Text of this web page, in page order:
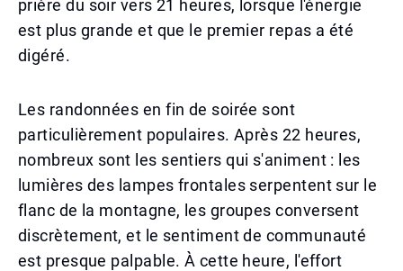
prière du soir vers 21 heures, lorsque l'énergie
est plus grande et que le premier repas a été
digéré.
Les randonnées en fin de soirée sont
particulièrement populaires. Après 22 heures,
nombreux sont les sentiers qui s'animent : les
lumières des lampes frontales serpentent sur le
flanc de la montagne, les groupes conversent
discrètement, et le sentiment de communauté
est presque palpable. À cette heure, l'effort